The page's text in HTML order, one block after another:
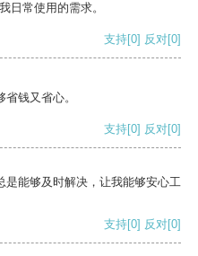
日常使用的需求。
支持[0] 反对[0]
钱又省心。
支持[0] 反对[0]
是能够及时解决，让我能够安心工
支持[0] 反对[0]